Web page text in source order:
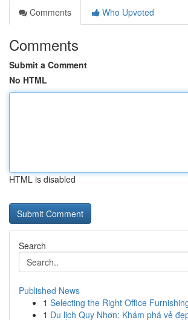
Comments
Who Upvoted
Comments
Submit a Comment
No HTML
HTML is disabled
Search
Published News
1 Selecting the Right Office
1 Du lịch Quy Nhơn: Khám phá vẻ